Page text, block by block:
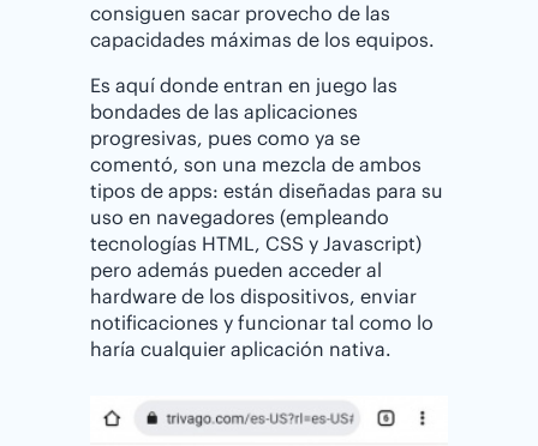
consiguen sacar provecho de las
capacidades máximas de los equipos.
Es aquí donde entran en juego las
bondades de las aplicaciones
progresivas, pues como ya se
comentó, son una mezcla de ambos
tipos de apps: están diseñadas para su
uso en navegadores (empleando
tecnologías HTML, CSS y Javascript)
pero además pueden acceder al
hardware de los dispositivos, enviar
notificaciones y funcionar tal como lo
haría cualquier aplicación nativa.